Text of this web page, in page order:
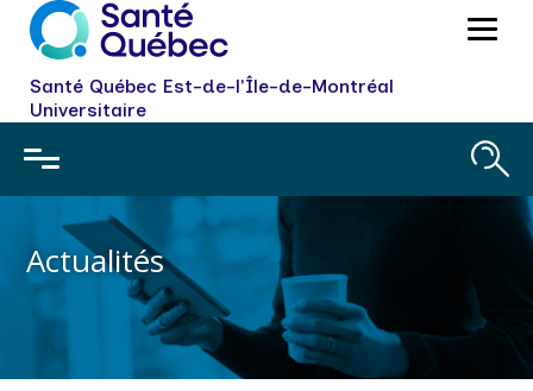
Santé Québec Est-de-l'Île-de-Montréal
Universitaire
Actualités